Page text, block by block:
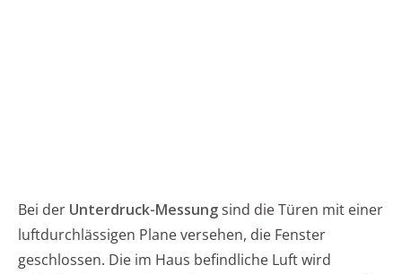
Bei der Unterdruck-Messungsind die Türen mit einer
luftdurchlässigen Plane versehen, die Fenster
geschlossen. Die im Haus befindliche Luft wird